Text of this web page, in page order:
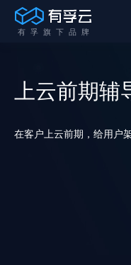
上云前期辅
在客户上云前期，给用户